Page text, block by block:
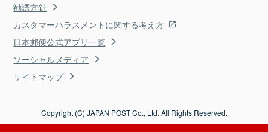
勧誘方針
カスタマーハラスメントに関する考え方
日本郵便公式アプリ一覧
ソーシャルメディア
サイトマップ
Copyright (C) JAPAN POST Co., Ltd. All Rights Reserved.